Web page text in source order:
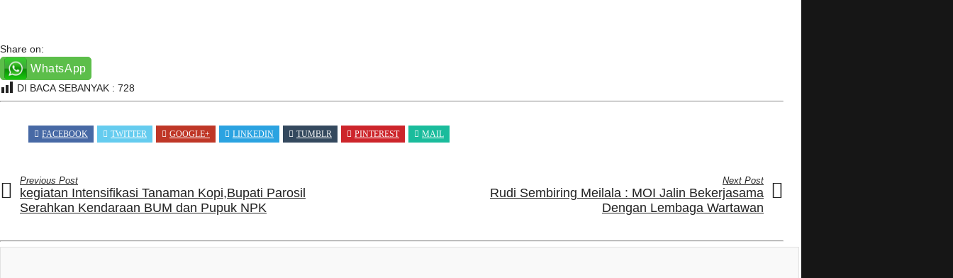
Share on:
WhatsApp
DI BACA SEBANYAK : 728
FACEBOOK TWITTER GOOGLE+ LINKEDIN TUMBLR PINTEREST MAIL
Previous Post
kegiatan Intensifikasi Tanaman Kopi,Bupati Parosil
Serahkan Kendaraan BUM dan Pupuk NPK
Next Post
Rudi Sembiring Meilala : MOI Jalin Bekerjasama
Dengan Lembaga Wartawan